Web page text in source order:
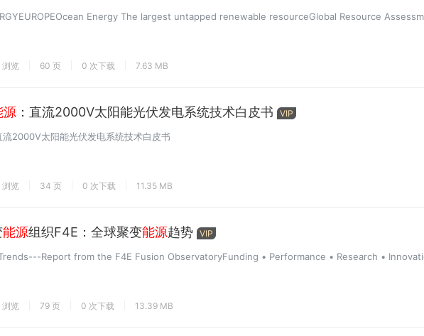
Energy The largest untapped renewable resourceGlobal Resource
浏览 60 页 0 次下载 7.63 MB
源 ：直流2000V太阳能光伏发电系统技术白皮书 VIP
流2000V太阳能光伏发电系统技术白皮书
浏览 34 页 0 次下载 11.35 MB
能源组织F4E：全球聚变能源趋势 VIP
Report from the F4E Fusion ObservatoryFunding • Performance • Research •
浏览 79 页 0 次下载 13.39 MB